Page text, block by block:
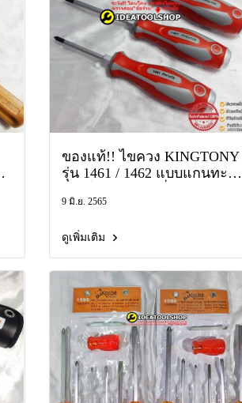
ของแท้!! ไขควง KINGTONY
รุ่น 1461 / 1462 แบบแกนทะลุ
แบน ปากแฉก เล็ก ใหญ่ คิงโท
9 มิ.ย. 2565
ดูเพิ่มเติม